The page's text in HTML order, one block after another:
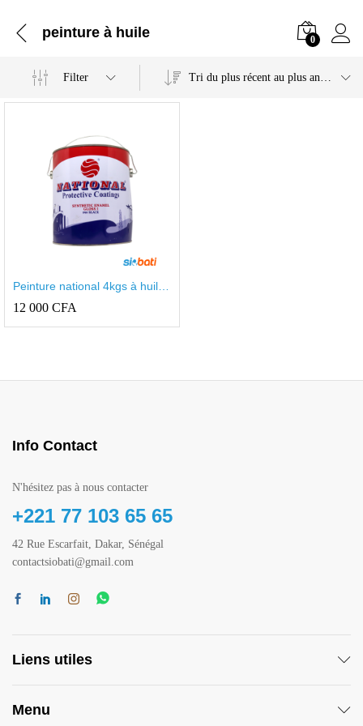
peinture à huile 0
Filter Tri du plus récent au plus ancien
Peinture national 4kgs à huile
blanc
12 000 CFA
Info Contact
N'hésitez pas à nous contacter
+221 77 103 65 65
42 Rue Escarfait, Dakar, Sénégal
contactsiobati@gmail.com
Liens utiles
Menu